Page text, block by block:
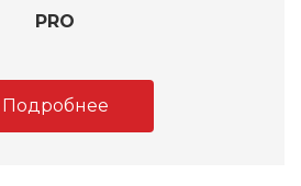
PRO
Подробнее